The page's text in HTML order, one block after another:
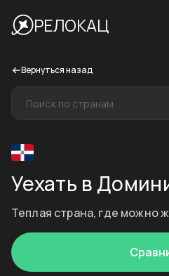
РЕЛОКАЦ
Вернуться назад
Уехать в
Теплая страна, где можно